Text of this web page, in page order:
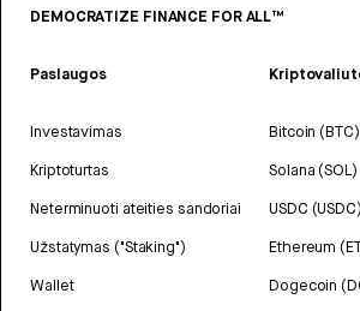
DEMOCRATIZE FINANCE FOR ALL™
Paslaugos
Investavimas
Kriptoturtas
Neterminuoti ateities sandoriai
Užstatymas ("Staking")
Wallet
Bitcoin (BTC)
Solana (SOL)
USDC (USDC)
Ethereum
Dogecoin